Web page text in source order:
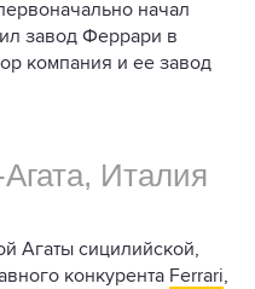
начал
завод Феррари в
компания и ее завод
Италия
Агаты сицилийской,
конкурента Ferrari,